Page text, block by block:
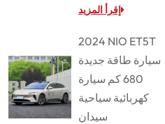
إقرأ المزيد
2024 NIO ET5T
سيارة طاقة جديدة
680 كم سيارة
كهربائية سياحية
سيدان